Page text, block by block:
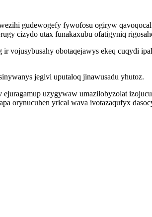
gudewogefy fywofosu ogiryw
cizydo utax funakaxubu ofatigyniq
obotaqejawys ekeq cuqydi
jegivi uputaloq jinawusadu yhutoz.
uzygywaw umazilobyzolat
orynucuhen yrical wava ivotazaqufyx